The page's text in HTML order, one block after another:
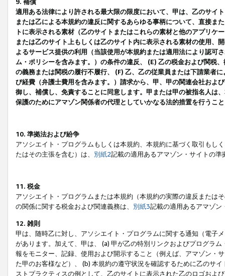
9. 補償
適用ある法律により許される最大限の限度において、甲は、乙のサイ
または乙による本規約の違反に関するあらゆる事柄について、直接ま
トに表示される素材（乙のサイトまたはこれらの素材と他のアプリ
または乙のサイト上もしくは乙のサイト内に表示される素材の使用、
よるサービス提供の利用（当該使用が本規約または適用法により認可
ム・ポリシーを含みます。）の条件の違反、 (E) 乙の税金および関税
の義務または関税の履行不履行、 (F) 乙、乙の従業員または下請業者
び経費（弁護士費用を含みます。）請求から、甲、甲の関連会社およ
御し、補償し、免責することに同意します。甲または甲の被指名人は
保護のためにアマゾン関係者の代理としていかなる法的措置を行うこ
10. 準拠法および紛争
アソシエイト・プログラムもしくは本規約、本規約に基づく取引もし
たはその主張を含む）は、 別紙2記載の適用あるアマゾン・サイトの
11. 税金
アソシエイト・プログラムまたは本規約（本規約の実際の違反または
の関係に関する税金および関連義務は、 別紙3記載の適用あるアマゾン
12. 雑則
甲は、随時乙に対し、アソシエイト・プログラムに関する通知（電子
があります。加えて、甲は、 (a) 甲が乙の特別リンクおよびプログラ
報をモニター、記録、使用および開示すること（例えば、アマゾン・
た甲のお客様など）、 (b) 本規約の遵守状況を確認するために乙のサ
ストプラクティスの例として、乙のサイトに表示された乙のロゴおよ